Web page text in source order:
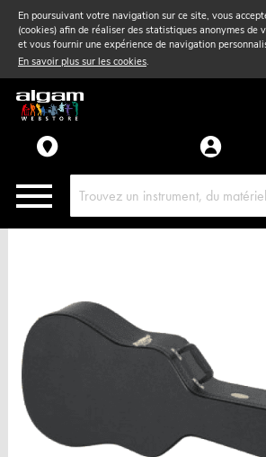
En poursuivant votre navigation sur ce site, vous
(cookies) afin de réaliser des statistiques anonymes de
et vous fournir une expérience de navigation
En savoir plus sur les cookies.
Vent& Violon
Accessoires
Pièces détachées